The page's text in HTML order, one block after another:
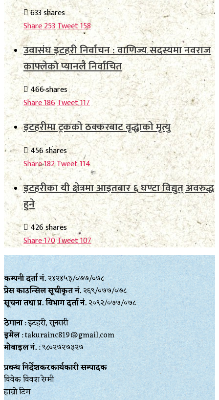
633 shares
Share253Tweet158
उवासंघ इटहरी निर्वाचन : वाणिज्य सदस्यमा नवराज
काफ्लेको प्यानलै निर्वाचित
466 shares
Share186Tweet117
इटहरीमा ट्रकको ठक्करबाट वृद्धाको मृत्यु
456 shares
Share182Tweet114
इटहरीका यी क्षेत्रमा आइतबार ६ घण्टा विद्युत् अवरुद्ध
हुने
426 shares
Share170Tweet107
कम्पनी दर्ता नं.२४२४५३/०७७/०७८
प्रेस काउन्सिल सूचीकृत नं.२६९/०७७/०७८
सूचना तथा प्र‍. विभाग दर्ता नं.२०९२/०७७/०७८
ठेगाना: इटहरी, सुनसरी
इमेल: takurainc819@gmail.com
मोबाइल नं.: ९८०२७२७३२७
प्रबन्ध निर्देशकरकार्यकारी सम्पादक
विवेक विवश रेग्मी
हाम्रो टिम